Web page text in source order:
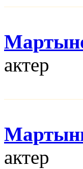
актер
актер